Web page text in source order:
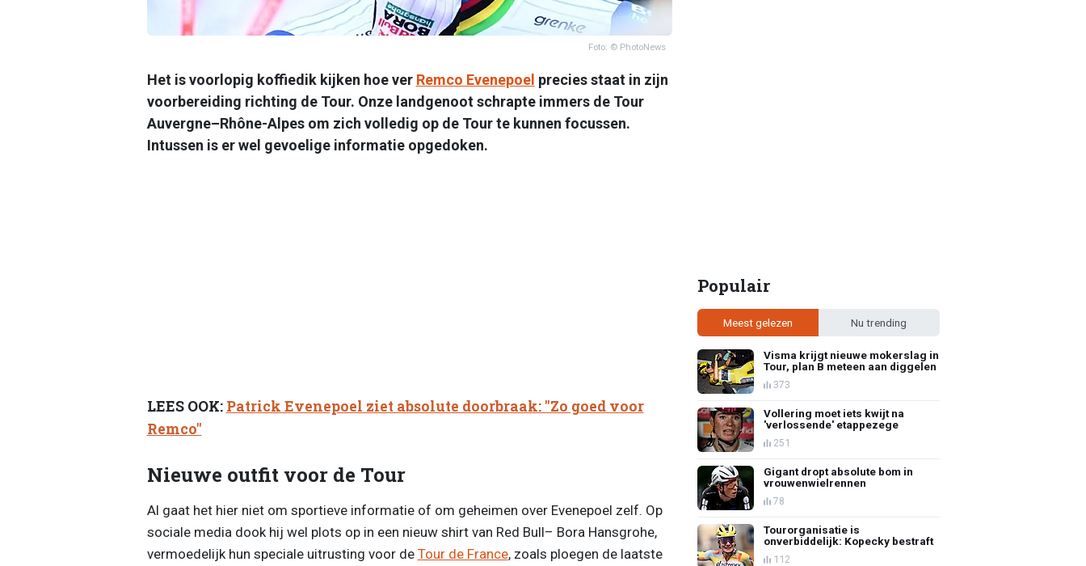
Foto: © PhotoNews
Het is voorlopig koffiedik kijken hoe ver Remco Evenepoel precies staat in zijn
voorbereiding richting de Tour. Onze landgenoot schrapte immers de Tour
Auvergne–Rhône-Alpes om zich volledig op de Tour te kunnen focussen.
Intussen is er wel gevoelige informatie opgedoken.
LEES OOK: Patrick Evenepoel ziet absolute doorbraak: "Zo goed voor
Remco"
Nieuwe outfit voor de Tour
Al gaat het hier niet om sportieve informatie of om geheimen over Evenepoel zelf. Op
sociale media dook hij wel plots op in een nieuw shirt van Red Bull– Bora Hansgrohe,
vermoedelijk hun speciale uitrusting voor de Tour de France, zoals ploegen de laatste
Populair
Meest gelezen Nu trending
Visma krijgt nieuwe mokerslag in
Tour, plan B meteen aan diggelen
373
Vollering moet iets kwijt na
'verlossende' etappezege
251
Gigant dropt absolute bom in
vrouwenwielrennen
78
Tourorganisatie is
onverbiddelijk: Kopecky bestraft
112